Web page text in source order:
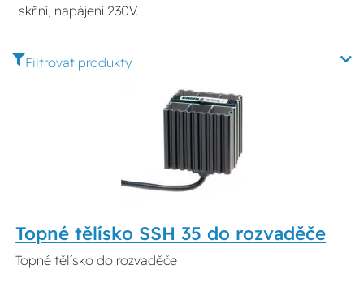
skříní, napájení 230V.
Filtrovat produkty
Topné tělísko SSH 35 do rozvaděče
Topné tělísko do rozvaděče